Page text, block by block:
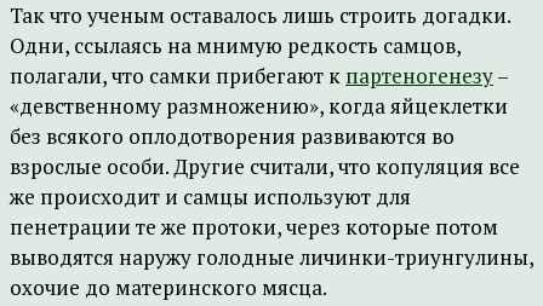
Так что ученым оставалось лишь строить догадки.
Одни, ссылаясь на мнимую редкость самцов,
полагали, что самки прибегают к партеногенезу–
«девственному размножению», когда яйцеклетки
без всякого оплодотворения развиваются во
взрослые особи. Другие считали, что копуляция все
же происходит и самцы используют для
пенетрации те же протоки, через которые потом
выводятся наружу голодные личинки-триунгулины,
охочие до материнского мясца.